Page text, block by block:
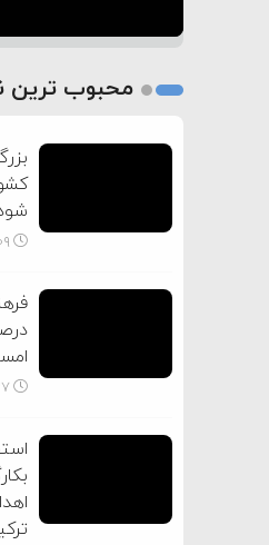
2
محبوب ترین